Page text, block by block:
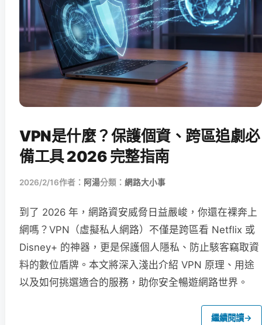
VPN是什麼？保護個資、跨區追劇必
備工具 2026 完整指南
2026/2/16作者： 阿湯分類： 網路大小事
到了 2026 年，網路資安威脅日益嚴峻，你還在裸奔上
網嗎？VPN（虛擬私人網路）不僅是跨區看 Netflix 或
Disney+ 的神器，更是保護個人隱私、防止駭客竊取資
料的數位盾牌。本文將深入淺出介紹 VPN 原理、用途
以及如何挑選適合的服務，助你安全暢遊網路世界。
繼續閱讀→